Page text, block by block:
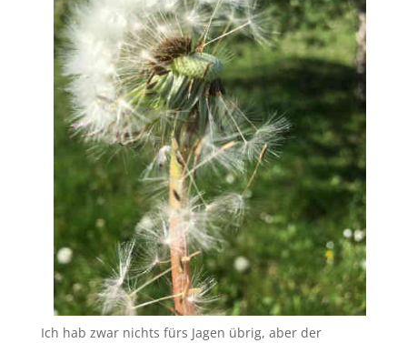
Ich hab zwar nichts fürs Jagen übrig, aber der